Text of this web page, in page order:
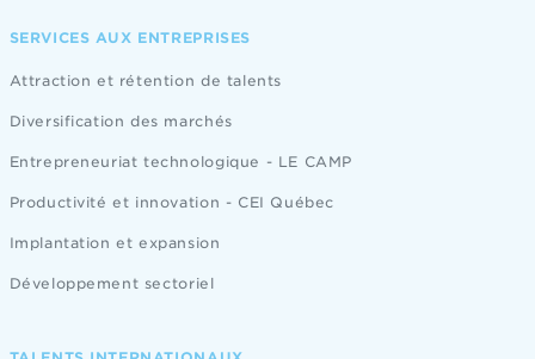
SERVICES AUX ENTREPRISES
Attraction et rétention de talents
Diversification des marchés
Entrepreneuriat technologique - LE CAMP
Productivité et innovation - CEI Québec
Implantation et expansion
Développement sectoriel